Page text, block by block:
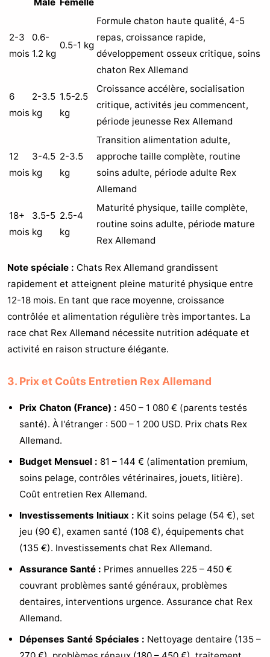
2-3
mois
0.6-
1.2 kg
0.5-1 kg
Formule chaton haute qualité, 4-5
repas, croissance rapide,
développement osseux critique, soins
chaton Rex Allemand
6
mois
2-3.5
kg
1.5-2.5
kg
Croissance accélère, socialisation
critique, activités jeu commencent,
période jeunesse Rex Allemand
12
mois
3-4.5
kg
2-3.5
kg
Transition alimentation adulte,
approche taille complète, routine
soins adulte, période adulte Rex
Allemand
18+
mois
3.5-5
kg
2.5-4
kg
Maturité physique, taille complète,
routine soins adulte, période mature
Rex Allemand
Note spéciale : Chats Rex Allemand grandissent
rapidement et atteignent pleine maturité physique entre
12-18 mois. En tant que race moyenne, croissance
contrôlée et alimentation régulière très importantes. La
race chat Rex Allemand nécessite nutrition adéquate et
activité en raison structure élégante.
3. Prix et Coûts Entretien Rex Allemand
Prix Chaton (France) : 450 – 1 080 € (parents testés
santé). À l'étranger : 500 – 1 200 USD. Prix chats Rex
Allemand.
Budget Mensuel : 81 – 144 € (alimentation premium,
soins pelage, contrôles vétérinaires, jouets, litière).
Coût entretien Rex Allemand.
Investissements Initiaux : Kit soins pelage (54 €), set
jeu (90 €), examen santé (108 €), équipements chat
(135 €). Investissements chat Rex Allemand.
Assurance Santé : Primes annuelles 225 – 450 €
couvrant problèmes santé généraux, problèmes
dentaires, interventions urgence. Assurance chat Rex
Allemand.
Dépenses Santé Spéciales : Nettoyage dentaire (135 –